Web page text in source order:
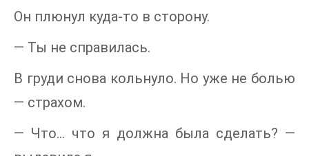
Он плюнул куда-то в сторону.
— Ты не справилась.
В груди снова кольнуло. Но уже не болью
— страхом.
— Что… что я должна была сделать? —